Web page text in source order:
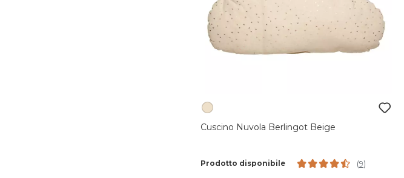
Cuscino Nuvola Berlingot Beige
Prodotto disponibile (9)